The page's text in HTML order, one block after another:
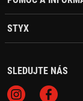
STYX
SLEDUJTE NÁS